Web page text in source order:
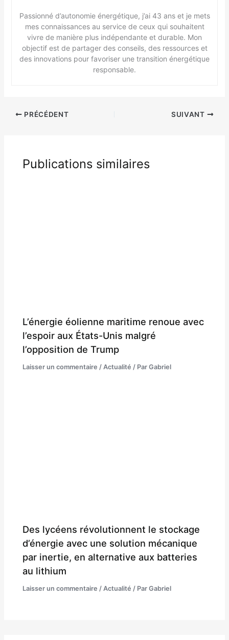
Passionné d’autonomie énergétique, j’ai 43 ans et je mets
mes connaissances au service de ceux qui souhaitent
vivre de manière plus indépendante et durable. Mon
objectif est de partager des conseils, des ressources et
des innovations pour favoriser une transition énergétique
responsable.
PRÉCÉDENT SUIVANT
Publications similaires
L’énergie éolienne maritime renoue avec
l’espoir aux États-Unis malgré
l’opposition de Trump
Laisser un commentaire / Actualité / ParGabriel
Des lycéens révolutionnent le stockage
d’énergie avec une solution mécanique
par inertie, en alternative aux batteries
au lithium
Laisser un commentaire /Actualité / ParGabriel